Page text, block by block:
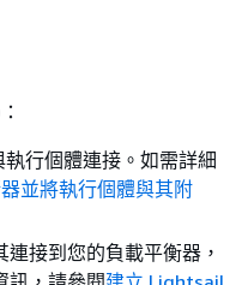
行個體連接。如需詳細
並將執行個體與其附
接到您的負載平衡器，